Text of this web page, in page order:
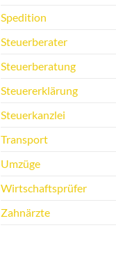
Spedition
Steuerberater
Steuerberatung
Steuererklärung
Steuerkanzlei
Transport
Umzüge
Wirtschaftsprüfer
Zahnärzte